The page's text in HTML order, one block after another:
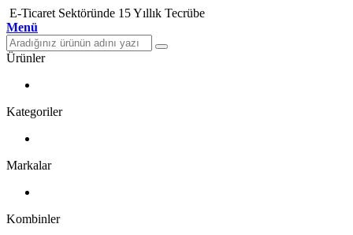
E-Ticaret Sektöründe 15 Yıllık Tecrübe
Menü
Ürünler
Kategoriler
Markalar
Kombinler